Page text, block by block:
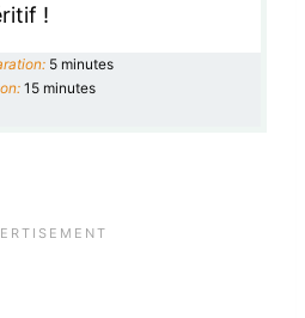
!
5 minutes
15 minutes